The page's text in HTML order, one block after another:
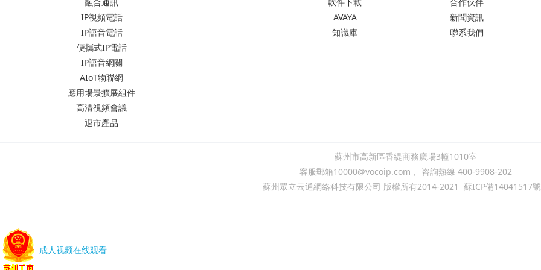
IP視頻電話
IP語音電話
便攜式IP電話
IP語音網關
AIoT物聯網
應用場景擴展組件
高清視頻會議
退市產品
AVAYA
知識庫
新聞資訊
聯系我們
蘇州市高新區香緹商務廣場3幢1010室
客服郵箱10000@vocoip.com， 咨詢熱線 400-9908-202
蘇州眾立云通網絡科技有限公司 版權所有2014-2021 蘇ICP備14041517
成人视频在线观看